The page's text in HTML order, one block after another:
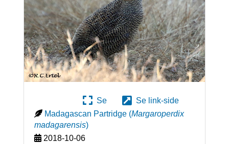
Se
Se link-side
Madagascan Partridge (Margaroperdix
madagarensis)
2018-10-06